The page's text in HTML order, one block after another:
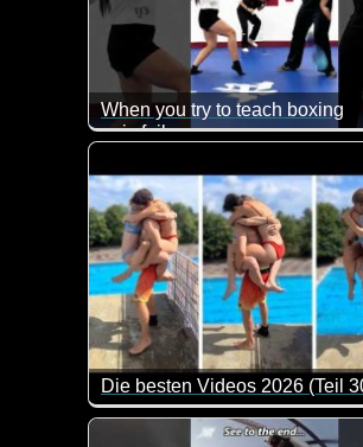
When you try to teach boxing
epic fail
Die besten Videos 2026 (Teil
Eine tolle Zusammenstellung